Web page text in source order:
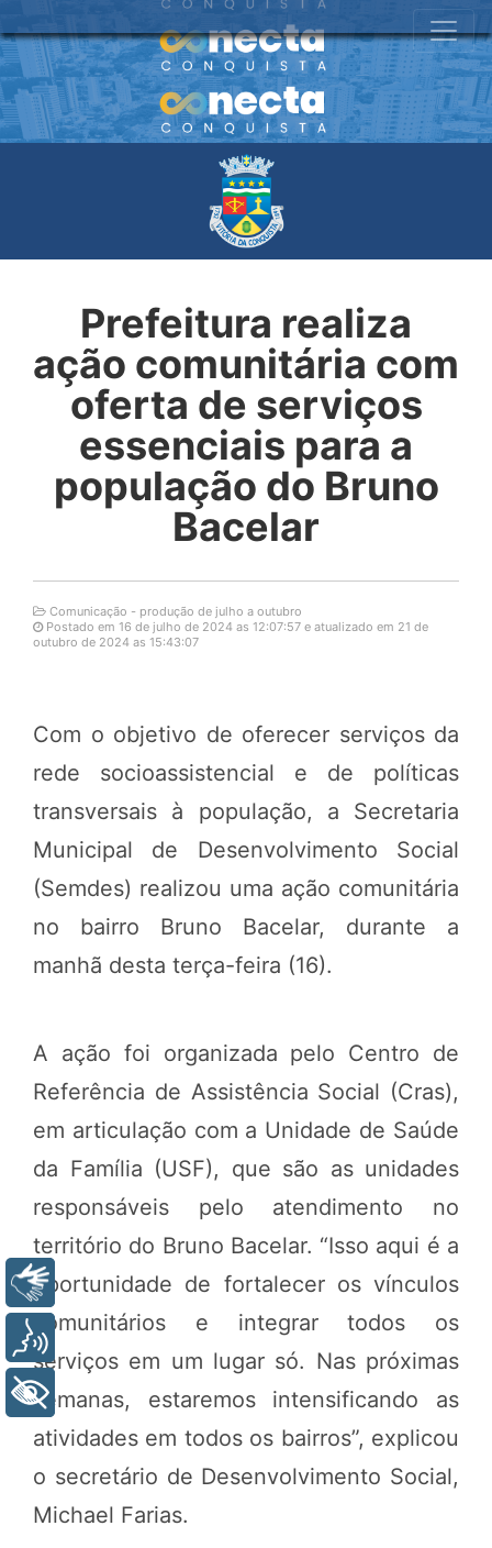
Prefeitura realiza
ação comunitária com
oferta de serviços
essenciais para a
população do Bruno
Bacelar
Comunicação - produção de julho a outubro
Postado em 16 de julho de 2024 as 12:07:57 e atualizado em 21 de
outubro de 2024 as 15:43:07
Com o objetivo de oferecer serviços da
rede socioassistencial e de políticas
transversais à população, a Secretaria
Municipal de Desenvolvimento Social
(Semdes) realizou uma ação comunitária
no bairro Bruno Bacelar, durante a
manhã desta terça-feira (16).
A ação foi organizada pelo Centro de
Referência de Assistência Social (Cras),
em articulação com a Unidade de Saúde
da Família (USF), que são as unidades
responsáveis pelo atendimento no
território do Bruno Bacelar. “Isso aqui é a
oportunidade de fortalecer os vínculos
comunitários e integrar todos os
serviços em um lugar só. Nas próximas
semanas, estaremos intensificando as
atividades em todos os bairros”, explicou
o secretário de Desenvolvimento Social,
Michael Farias.
Libras
Voz
+ Acessibilidade